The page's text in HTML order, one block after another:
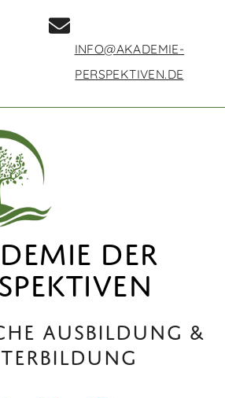
INFO@AKADEMIE-
PERSPEKTIVEN.DE
DER
Ausbildung &